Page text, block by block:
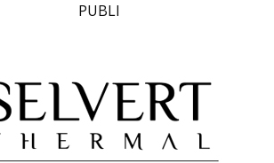
PUBLI